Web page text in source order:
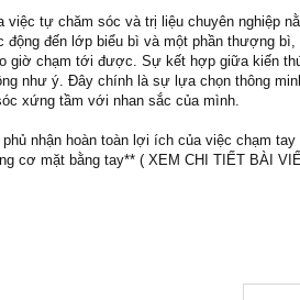
tự chăm sóc và trị liệu chuyên nghiệp
động đến lớp biểu bì và một phần thượng
giờ chạm tới được. Sự kết hợp giữa kiến
như ý. Đây chính là sự lựa chọn thông
xứng tầm với nhan sắc của mình.
nhận hoàn toàn lợi ích của việc chạm
cơ mặt bằng tay** ( XEM CHI TIẾT BÀI